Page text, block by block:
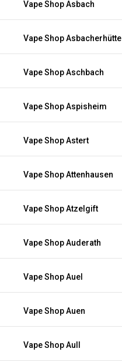
Vape Shop Asbach
Vape Shop Asbacherhütte
Vape Shop Aschbach
Vape Shop Aspisheim
Vape Shop Astert
Vape Shop Attenhausen
Vape Shop Atzelgift
Vape Shop Auderath
Vape Shop Auel
Vape Shop Auen
Vape Shop Aull